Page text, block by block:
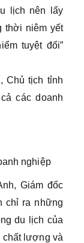
lịch nên lấy
thời niêm yết
tuyệt đối”
Chủ tịch tỉnh
các doanh
nghiệp
Giám đốc
chỉ ra những
du lịch của
chất lượng và